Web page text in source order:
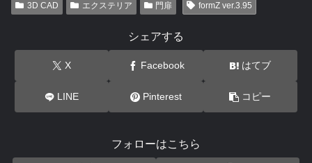
3D CAD エクステリア 門扉 formZ ver.3.95
シェアする
X Facebook はてブ
LINE Pinterest コピー
フォローはこちら